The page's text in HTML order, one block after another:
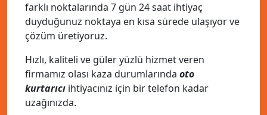
farklı noktalarında 7 gün 24 saat ihtiyaç
duyduğunuz noktaya en kısa sürede ulaşıyor ve
çözüm üretiyoruz.
Hızlı, kaliteli ve güler yüzlü hizmet veren
firmamız olası kaza durumlarında oto
kurtarıcı ihtiyacınız için bir telefon kadar
uzağınızda.